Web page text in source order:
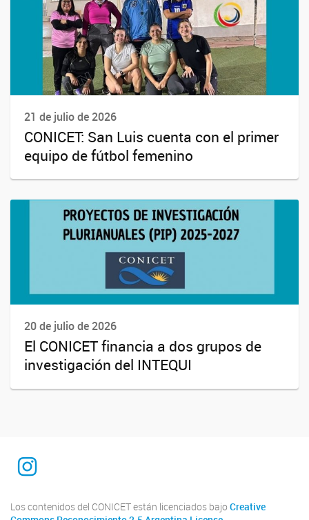
21 de julio de 2026
CONICET: San Luis cuenta con el primer
equipo de fútbol femenino
20 de julio de 2026
El CONICET financia a dos grupos de
investigación del INTEQUI
INTEQUI
Los contenidos del CONICET están licenciados bajo Creative